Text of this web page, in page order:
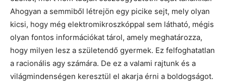
Ahogyan a semmiből létrejön egy picike sejt, mely olyan
kicsi, hogy még elektromikroszkóppal sem látható, mégis
olyan fontos információkat tárol, amely meghatározza,
hogy milyen lesz a születendő gyermek. Ez felfoghatatlan
a racionális agy számára. De ez a valami rajtunk és a
világmindenségen keresztül el akarja érni a boldogságot.